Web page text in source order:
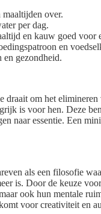
maaltijden over.
per dag.
en kauw goed voor
en
en gezondheid.
draait om het
is voor hen. Deze
naar essentie. Een
als een filosofie
is. Door de keuze
ook hun mentale
voor creativiteit en